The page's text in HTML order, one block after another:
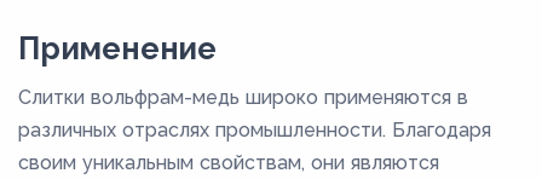
Применение
Слитки вольфрам-медь широко применяются в
различных отраслях промышленности. Благодаря
своим уникальным свойствам, они являются